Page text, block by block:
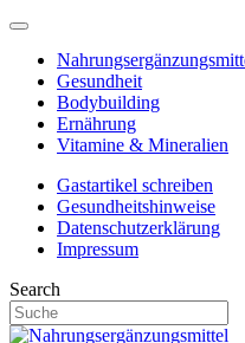
Gesundheit
Bodybuilding
Ernährung
Vitamine & Mineralien
Gastartikel schreiben
Gesundheitshinweise
Datenschutzerklärung
Impressum
Search